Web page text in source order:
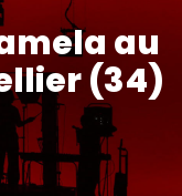
au
(34)